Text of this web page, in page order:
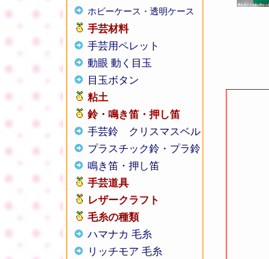
ホビーケース・透明ケース
手芸材料
手芸用ペレット
動眼 動く目玉
目玉ボタン
粘土
鈴・鳴き笛・押し笛
手芸鈴
クリスマスベル
プラスチック鈴・プラ鈴
鳴き笛・押し笛
手芸道具
レザークラフト
毛糸の種類
ハマナカ 毛糸
リッチモア 毛糸